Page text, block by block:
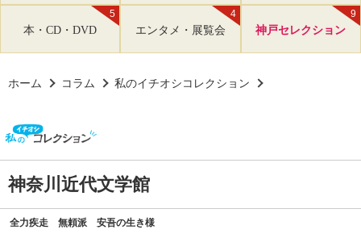
5
本・CD・DVD
4
エンタメ・展覧会
9
神戸セレクション
ホーム コラム 私のイチオシコレクション
神奈川近代文学館
全力疾走 無頼派 安吾の生き様